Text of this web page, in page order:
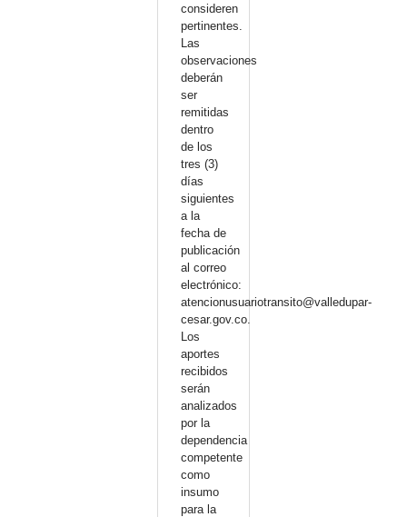
consideren
pertinentes.
Las
observaciones
deberán
ser
remitidas
dentro
de los
tres (3)
días
siguientes
a la
fecha de
publicación
al correo
electrónico:
atencionusuariotransito@valledupar-
cesar.gov.co.
Los
aportes
recibidos
serán
analizados
por la
dependencia
competente
como
insumo
para la